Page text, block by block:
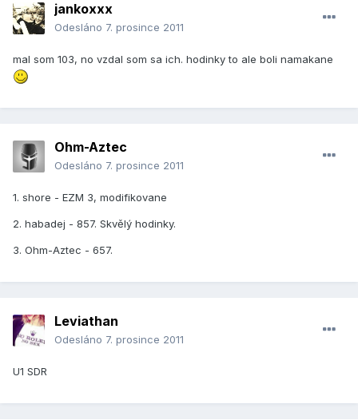
jankoxxx
Odesláno 7. prosince 2011
mal som 103, no vzdal som sa ich. hodinky to ale boli namakane
Ohm-Aztec
Odesláno 7. prosince 2011
1. shore - EZM 3, modifikovane
2. habadej - 857. Skvělý hodinky.
3. Ohm-Aztec - 657.
Leviathan
Odesláno 7. prosince 2011
U1 SDR